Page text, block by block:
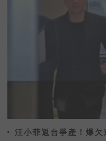
汪小菲返台爭產！爆